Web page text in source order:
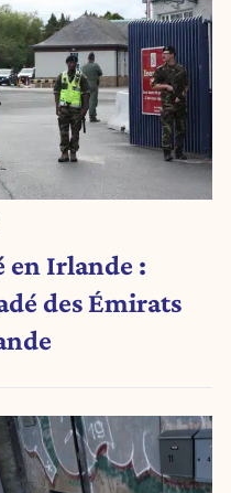
en Irlande :
des Émirats